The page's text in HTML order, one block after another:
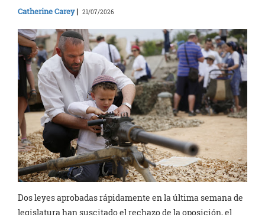
Catherine Carey| 21/07/2026
Dos leyes aprobadas rápidamente en la última semana de
legislatura han suscitado el rechazo de la oposición, el